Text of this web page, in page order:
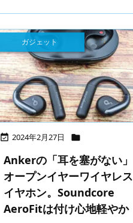
 2024年2月27日 
ガジェット
Ankerの「耳を塞がない」
オープンイヤーワイヤレス
イヤホン。Soundcore
AeroFitは付け心地軽やか